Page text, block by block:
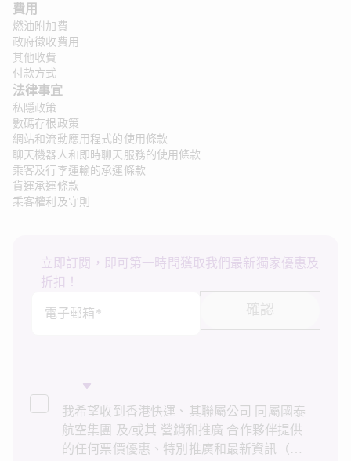
費用
燃油附加費
政府徵收費用
其他收費
付款方式
法律事宜
私隱政策
數碼存根政策
網站和流動應用程式的使用條款
聊天機器人和即時聊天服務的使用條款
乘客及行李運輸的承運條款
貨運承運條款
乘客權利及守則
立即訂閱，即可第一時間獲取我們最新獨家優惠及
折扣！
電子郵箱*
確認
我希望收到香港快運、其聯屬公司 同屬國泰
航空集團 及/或其 營銷和推廣 合作夥伴提供
的任何票價優惠、特別推廣和最新資訊（統